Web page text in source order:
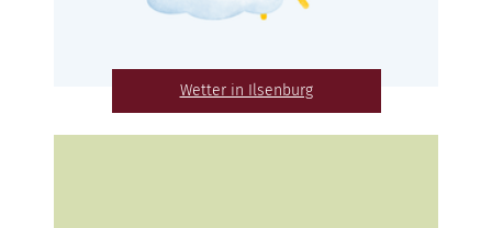
Wetter in Ilsenburg